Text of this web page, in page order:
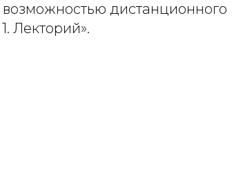
дистанционного
Лекторий».